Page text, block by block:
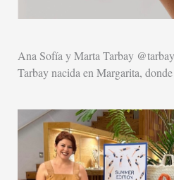
Ana Sofía y Marta Tarbay
Tarbay nacida en Margarita,